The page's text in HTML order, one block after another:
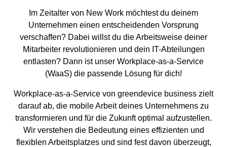
Im Zeitalter von New Work möchtest du deinem
Unternehmen einen entscheidenden Vorsprung
verschaffen? Dabei willst du die Arbeitsweise deiner
Mitarbeiter revolutionieren und dein IT-Abteilungen
entlasten? Dann ist unser Workplace-as-a-Service
(WaaS) die passende Lösung für dich!
Workplace-as-a-Service von greendevice business zielt
darauf ab, die mobile Arbeit deines Unternehmens zu
transformieren und für die Zukunft optimal aufzustellen.
Wir verstehen die Bedeutung eines effizienten und
flexiblen Arbeitsplatzes und sind fest davon überzeugt,